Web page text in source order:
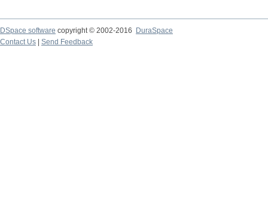
DSpace software copyright © 2002-2016
DuraSpace
Contact Us
Send Feedback